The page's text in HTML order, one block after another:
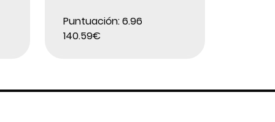
Puntuación: 6.96
140.59€